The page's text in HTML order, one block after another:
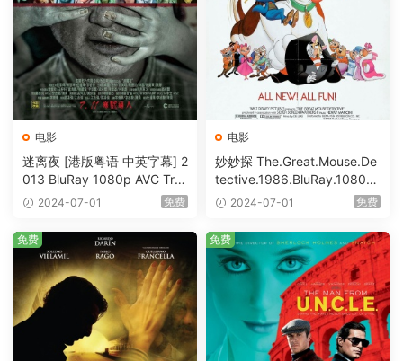
电影
迷离夜 [港版粤语 中英字幕] 2
013 BluRay 1080p AVC Tru
eHD5.1 [BDISO 22.64GB]
2024-07-01 免费
电影
妙妙探 The.Great.Mouse.De
tective.1986.BluRay.1080p.
AVC.DTS-HD.MA.5.1-HDHo
2024-07-01 免费
免费 免费